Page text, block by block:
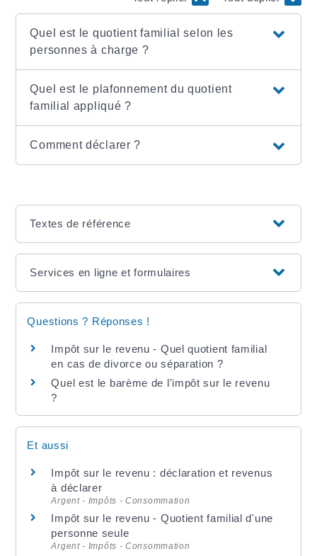
Quel est le quotient familial selon les
personnes à charge ?
Quel est le plafonnement du quotient
familial appliqué ?
Comment déclarer ?
Textes de référence
Services en ligne et formulaires
Questions ? Réponses !
Impôt sur le revenu - Quel quotient familial
en cas de divorce ou séparation ?
Quel est le barème de l'impôt sur le revenu
?
Et aussi
Impôt sur le revenu : déclaration et revenus
à déclarer
Argent - Impôts - Consommation
Impôt sur le revenu - Quotient familial d'une
personne seule
Argent - Impôts - Consommation